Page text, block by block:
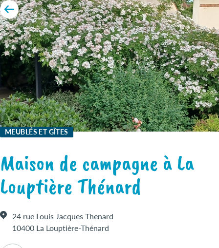
MEUBLÉS ET GÎTES
Maison de campagne à La
Louptière Thénard
24 rue Louis Jacques Thenard
10400 La Louptière-Thénard